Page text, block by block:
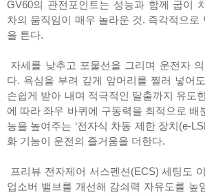
GV60의 관전포인트는 성능과 함께 굽이
차의 움직임이 매우 놀라운 것. 즉각적으로
을 튼다.
자세를 낮추고 포물선을 그리며 운전자
다. 욕심을 부려 깊게 앞머리를 찔러 넣어
손쉽게 받아 내며 적극적인 탈출까지 유도
에 따라 좌우 바퀴에 구동력을 최적으로 배
능을 높여주는 ‘전자식 차동 제한 장치(e-
화 기능이 운전의 즐거움을 더한다.
프리뷰 전자제어 서스펜션(ECS) 세팅도
업소버 밸브를 개선해 감쇠력 자유도를 높